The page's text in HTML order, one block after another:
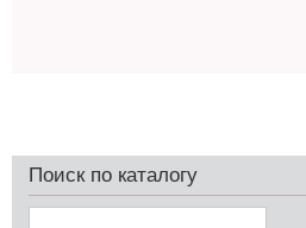
Поиск по каталогу